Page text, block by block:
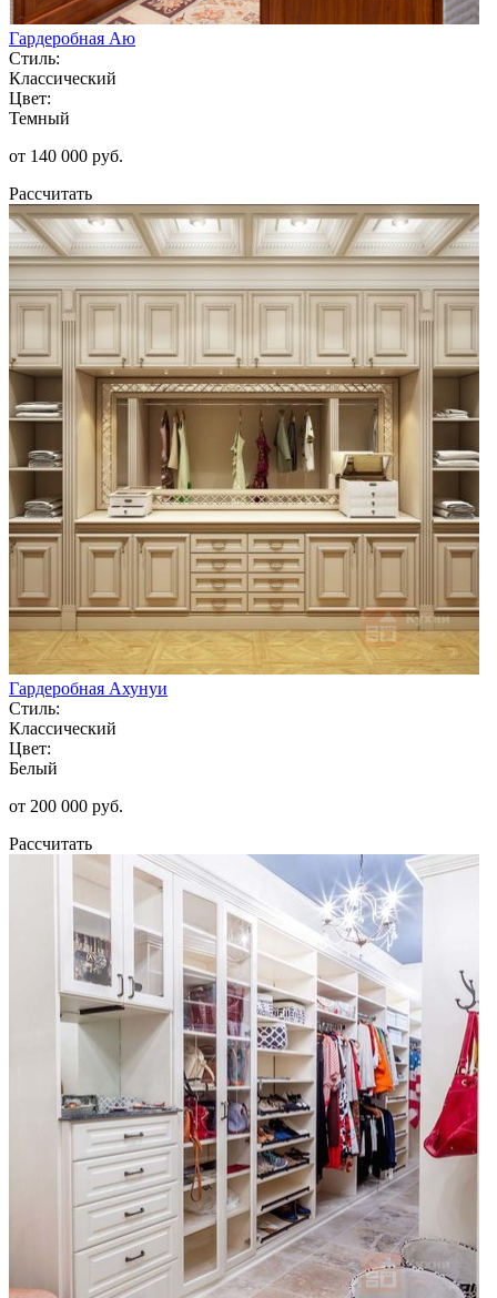
Гардеробная Аю
Стиль:
Классический
Цвет:
Темный
от 140 000 руб.
Рассчитать
Гардеробная Ахунуи
Стиль:
Классический
Цвет:
Белый
от 200 000 руб.
Рассчитать